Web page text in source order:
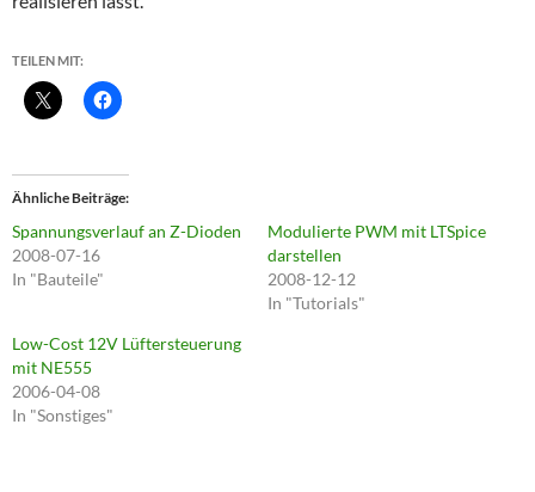
TEILEN MIT:
Ähnliche Beiträge
Spannungsverlauf an Z-Dioden
2008-07-16
In "Bauteile"
Modulierte PWM mit LTSpice
darstellen
2008-12-12
In "Tutorials"
Low-Cost 12V Lüftersteuerung
mit NE555
2006-04-08
In "Sonstiges"